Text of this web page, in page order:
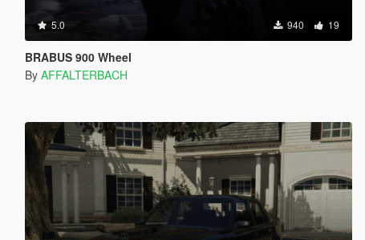
5.0 940 19
BRABUS 900 Wheel
By AFFALTERBACH